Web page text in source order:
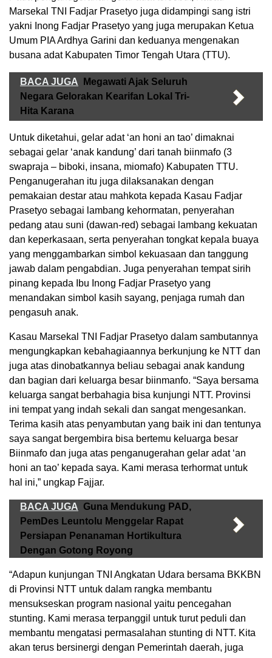
Marsekal TNI Fadjar Prasetyo juga didampingi sang istri
yakni Inong Fadjar Prasetyo yang juga merupakan Ketua
Umum PIA Ardhya Garini dan keduanya mengenakan
busana adat Kabupaten Timor Tengah Utara (TTU).
BACA JUGA
Megawati Ajak Seluruh
Negara Gelorakan Kearifan Lokal Tri-
Hita Karana
Untuk diketahui, gelar adat ‘an honi an tao’ dimaknai
sebagai gelar ‘anak kandung’ dari tanah biinmafo (3
swapraja – biboki, insana, miomafo) Kabupaten TTU.
Penganugerahan itu juga dilaksanakan dengan
pemakaian destar atau mahkota kepada Kasau Fadjar
Prasetyo sebagai lambang kehormatan, penyerahan
pedang atau suni (dawan-red) sebagai lambang kekuatan
dan keperkasaan, serta penyerahan tongkat kepala buaya
yang menggambarkan simbol kekuasaan dan tanggung
jawab dalam pengabdian. Juga penyerahan tempat sirih
pinang kepada Ibu Inong Fadjar Prasetyo yang
menandakan simbol kasih sayang, penjaga rumah dan
pengasuh anak.
Kasau Marsekal TNI Fadjar Prasetyo dalam sambutannya
mengungkapkan kebahagiaannya berkunjung ke NTT dan
juga atas dinobatkannya beliau sebagai anak kandung
dan bagian dari keluarga besar biinmanfo. “Saya bersama
keluarga sangat berbahagia bisa kunjungi NTT. Provinsi
ini tempat yang indah sekali dan sangat mengesankan.
Terima kasih atas penyambutan yang baik ini dan tentunya
saya sangat bergembira bisa bertemu keluarga besar
Biinmafo dan juga atas penganugerahan gelar adat ‘an
honi an tao’ kepada saya. Kami merasa terhormat untuk
hal ini,” ungkap Fajjar.
BACA JUGA Guna Mendukung PAD,
PemDes Leuntolu Menggelar Rapat
Persiapan Penanaman Hortikultura
Dengan Gotong Royong
“Adapun kunjungan TNI Angkatan Udara bersama BKKBN
di Provinsi NTT untuk dalam rangka membantu
mensukseskan program nasional yaitu pencegahan
stunting. Kami merasa terpanggil untuk turut peduli dan
membantu mengatasi permasalahan stunting di NTT. Kita
akan terus bersinergi dengan Pemerintah daerah, juga